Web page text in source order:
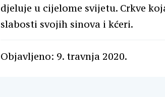
djeluje u cijelome svijetu. Crkve
slabosti svojih sinova i kćeri.
Objavljeno: 9. travnja 2020.